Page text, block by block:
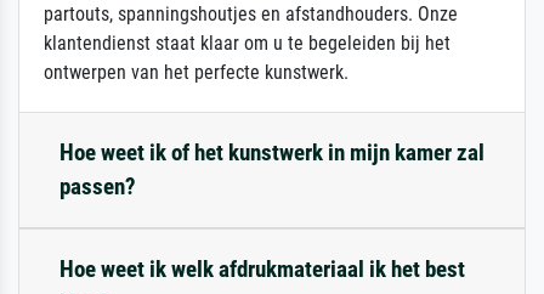
partouts, spanningshoutjes en afstandhouders. Onze
klantendienst staat klaar om u te begeleiden bij het
ontwerpen van het perfecte kunstwerk.
Hoe weet ik of het kunstwerk in mijn kamer zal
passen?
Hoe weet ik welk afdrukmateriaal ik het best